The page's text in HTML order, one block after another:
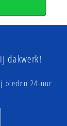
dakwerk!
bieden 24-uur